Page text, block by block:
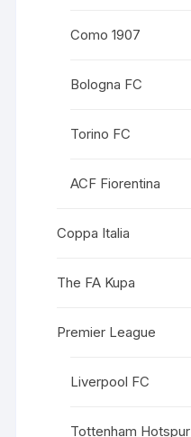
Como 1907
Bologna FC
Torino FC
ACF Fiorentina
Coppa Italia
The FA Kupa
Premier League
Liverpool FC
Tottenham Hotspur